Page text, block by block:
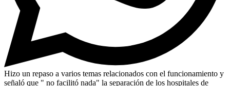
Hizo un repaso a varios temas relacionados con el funcionamiento y
señaló que " no facilitó nada" la separación de los hospitales de